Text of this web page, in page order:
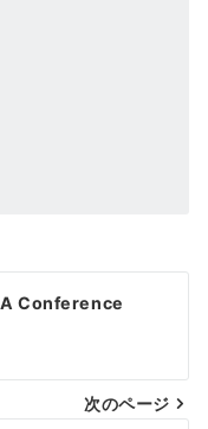
Conference
次のページ